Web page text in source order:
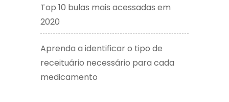
Top 10 bulas mais acessadas em
2020
Aprenda a identificar o tipo de
receituário necessário para cada
medicamento